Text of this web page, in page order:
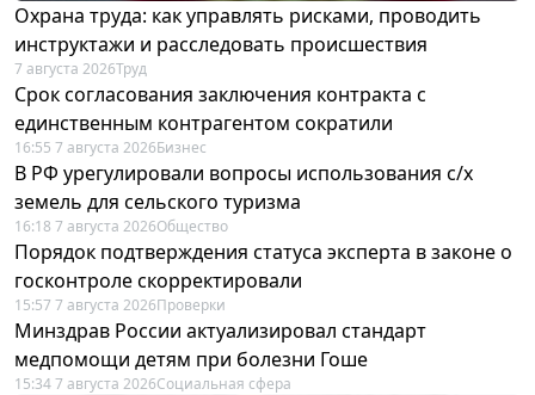
Охрана труда: как управлять рисками, проводить
инструктажи и расследовать происшествия
7 августа 2026Труд
Срок согласования заключения контракта с
единственным контрагентом сократили
16:55 7 августа 2026Бизнес
В РФ урегулировали вопросы использования с/х
земель для сельского туризма
16:18 7 августа 2026Общество
Порядок подтверждения статуса эксперта в законе о
госконтроле скорректировали
15:57 7 августа 2026Проверки
Минздрав России актуализировал стандарт
медпомощи детям при болезни Гоше
15:34 7 августа 2026Социальная сфера